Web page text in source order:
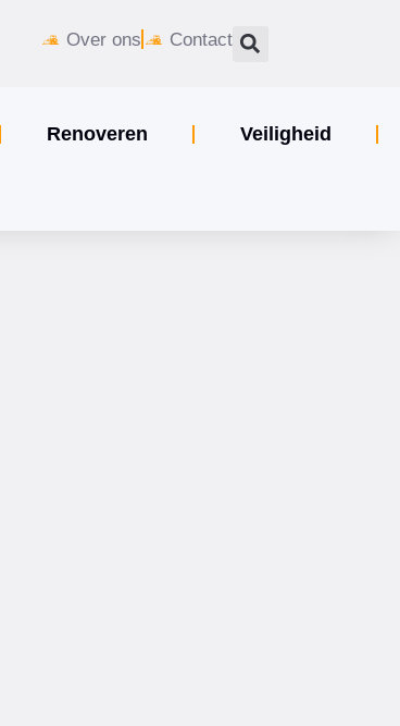
Over ons Contact
Renoveren Veiligheid